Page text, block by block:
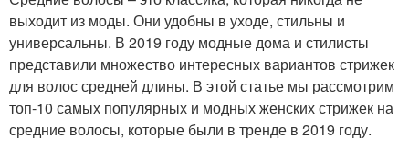
выходит из моды. Они удобны в уходе, стильны и
универсальны. В 2019 году модные дома и стилисты
представили множество интересных вариантов стрижек
для волос средней длины. В этой статье мы рассмотрим
топ-10 самых популярных и модных женских стрижек на
средние волосы, которые были в тренде в 2019 году.